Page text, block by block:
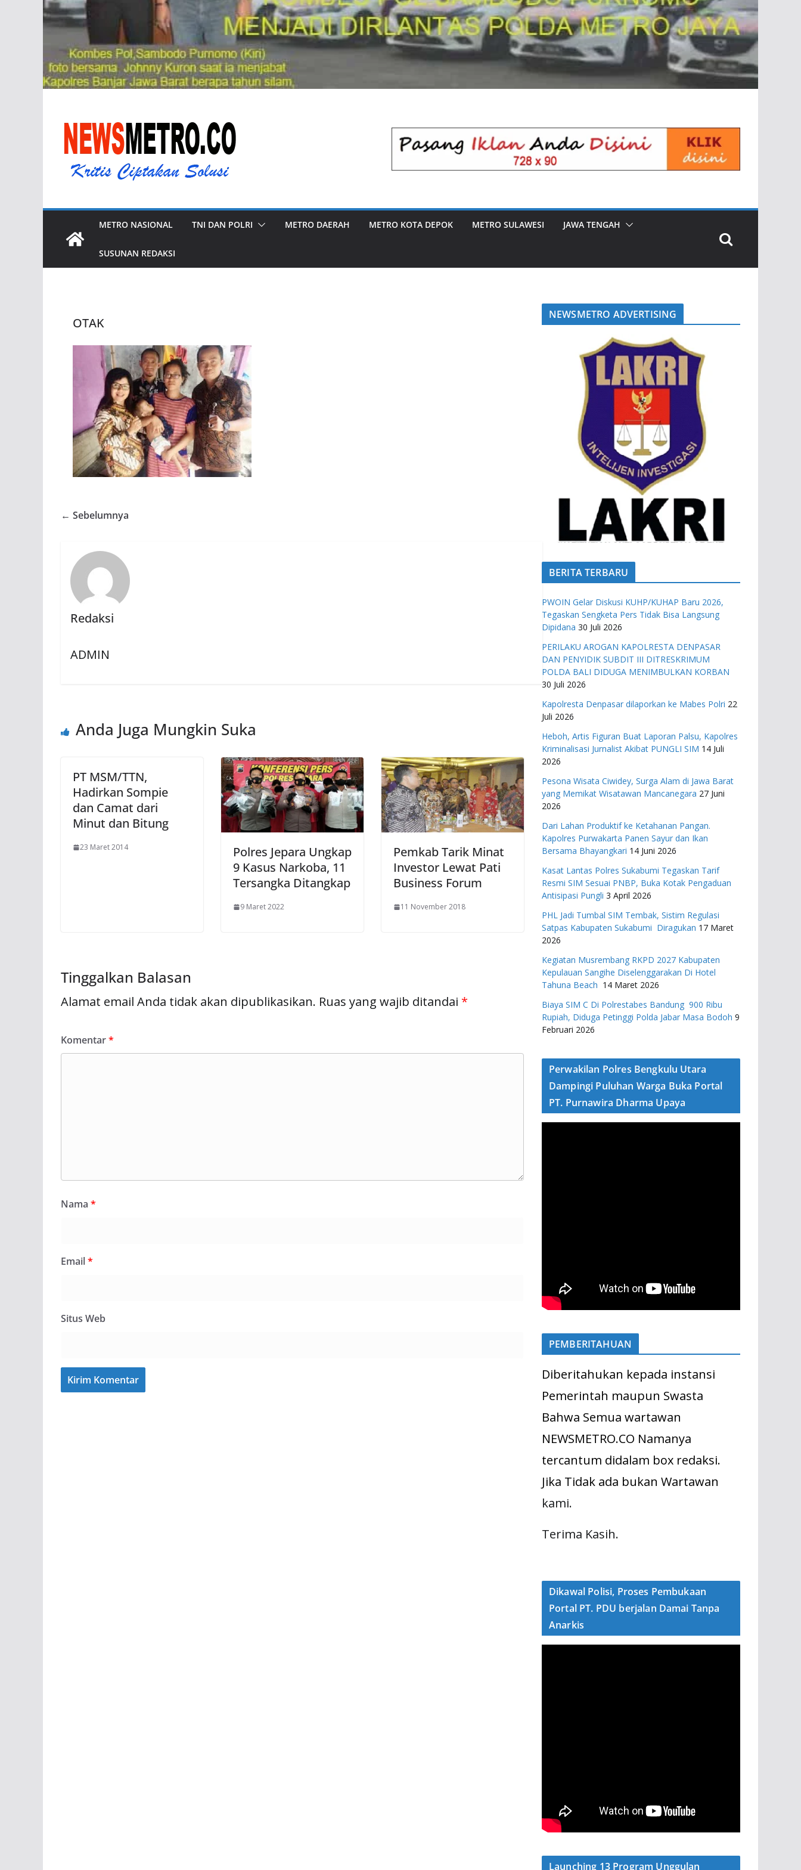
METRO NASIONAL TNI DAN POLRI METRO DAERAH METRO KOTA DEPOK METRO SULAWESI JAWA TENGAH
SUSUNAN REDAKSI
OTAK
← Sebelumnya
Redaksi
ADMIN
Anda Juga Mungkin Suka
PT MSM/TTN,
Hadirkan Sompie
dan Camat dari
Minut dan Bitung
23 Maret 2014
Polres Jepara Ungkap
9 Kasus Narkoba, 11
Tersangka Ditangkap
9 Maret 2022
Pemkab Tarik Minat
Investor Lewat Pati
Business Forum
11 November 2018
Tinggalkan Balasan
Alamat email Anda tidak akan dipublikasikan. Ruas yang wajib ditandai *
Komentar*
Nama *
Email*
Situs Web
NEWSMETRO ADVERTISING
BERITA TERBARU
PWOIN Gelar Diskusi KUHP/KUHAP Baru 2026,
Tegaskan Sengketa Pers Tidak Bisa Langsung
Dipidana 30 Juli 2026
PERILAKU AROGAN KAPOLRESTA DENPASAR
DAN PENYIDIK SUBDIT III DITRESKRIMUM
POLDA BALI DIDUGA MENIMBULKAN KORBAN
30 Juli 2026
Kapolresta Denpasar dilaporkan ke Mabes Polri 22
Juli 2026
Heboh, Artis Figuran Buat Laporan Palsu, Kapolres
Kriminalisasi Jurnalist Akibat PUNGLI SIM 14 Juli
2026
Pesona Wisata Ciwidey, Surga Alam di Jawa Barat
yang Memikat Wisatawan Mancanegara 27 Juni
2026
Dari Lahan Produktif ke Ketahanan Pangan.
Kapolres Purwakarta Panen Sayur dan Ikan
Bersama Bhayangkari 14 Juni 2026
Kasat Lantas Polres Sukabumi Tegaskan Tarif
Resmi SIM Sesuai PNBP, Buka Kotak Pengaduan
Antisipasi Pungli 3 April 2026
PHL Jadi Tumbal SIM Tembak, Sistim Regulasi
Satpas Kabupaten Sukabumi Diragukan 17 Maret
2026
Kegiatan Musrembang RKPD 2027 ​Kabupaten
Kepulauan Sangihe Diselenggarakan Di Hotel
Tahuna Beach 14 Maret 2026
Biaya SIM C Di Polrestabes Bandung 900 Ribu
Rupiah, Diduga Petinggi Polda Jabar Masa Bodoh 9
Februari 2026
Perwakilan Polres Bengkulu Utara
Dampingi Puluhan Warga Buka Portal
PT. Purnawira Dharma Upaya
PEMBERITAHUAN
Diberitahukan kepada instansi
Pemerintah maupun Swasta
Bahwa Semua wartawan
NEWSMETRO.CO Namanya
tercantum didalam box redaksi.
Jika Tidak ada bukan Wartawan
kami.
Terima Kasih.
Dikawal Polisi, Proses Pembukaan
Portal PT. PDU berjalan Damai Tanpa
Anarkis
Launching 13 Program Unggulan